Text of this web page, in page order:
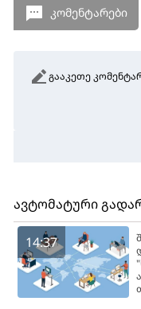
კომენტარები
გააკეთე
ავტომატური
14:37